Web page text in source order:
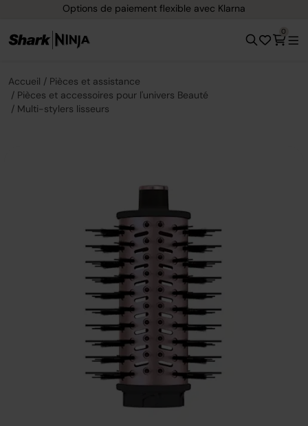
Options de paiement flexible avec Klarna
0
Accueil
Pièces et assistance
Pièces et accessoires pour l'univers Beauté
Multi-stylers lisseurs